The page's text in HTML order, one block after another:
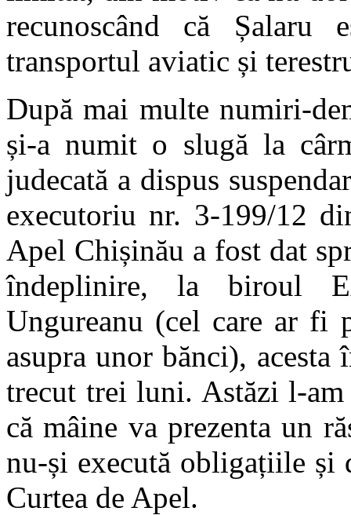
recunoscând că
transportul aviatic și
După mai multe numiri-
și-a numit o slugă la
judecată a dispus
executoriu nr. 3-199/12
Apel Chișinău a fost dat
îndeplinire, la biroul
Ungureanu (cel care ar fi
asupra unor bănci), acesta
trecut trei luni. Astăzi l-am
că mâine va prezenta un
nu-și execută obligațiile și
Curtea de Apel.